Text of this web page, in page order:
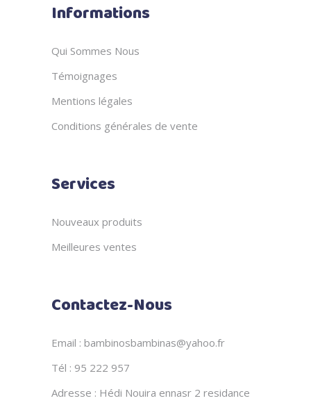
Informations
Qui Sommes Nous
Témoignages
Mentions légales
Conditions générales de vente
Services
Nouveaux produits
Meilleures ventes
Contactez-Nous
Email : bambinosbambinas@yahoo.fr
Tél : 95 222 957
Adresse : Hédi Nouira ennasr 2 residance